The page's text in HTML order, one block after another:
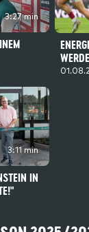
3:27 min
3:11 min
IN